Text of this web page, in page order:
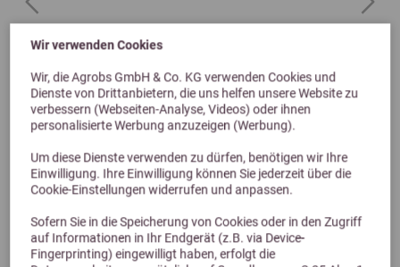
Wir verwenden Cookies
Wir, die Agrobs GmbH & Co. KG verwenden Cookies und
Dienste von Drittanbietern, die uns helfen unsere Website zu
verbessern (Webseiten-Analyse, Videos) oder ihnen
personalisierte Werbung anzuzeigen (Werbung).
Um diese Dienste verwenden zu dürfen, benötigen wir Ihre
Einwilligung. Ihre Einwilligung können Sie jederzeit über die
Cookie-Einstellungen widerrufen und anpassen.
Sofern Sie in die Speicherung von Cookies oder in den Zugriff
auf Informationen in Ihr Endgerät (z.B. via Device-
Fingerprinting) eingewilligt haben, erfolgt die
32,90 €
Previous Next